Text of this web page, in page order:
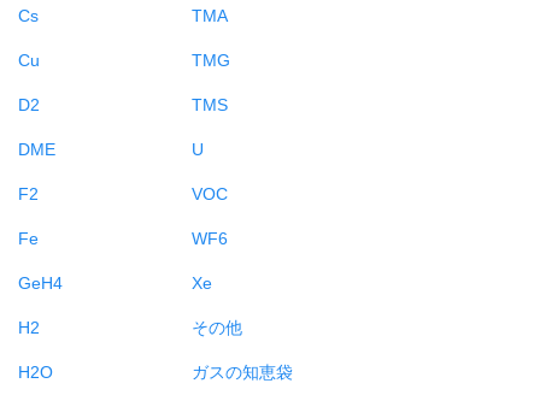
Cs
Cu
D2
DME
F2
Fe
GeH4
H2
H2O
TMA
TMG
TMS
U
VOC
WF6
Xe
その他
ガスの知恵袋